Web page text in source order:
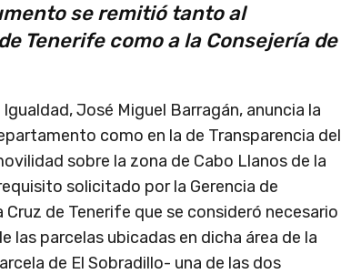
se remitió tanto al
Tenerife como a la Consejería de
José Miguel Barragán, anuncia la
como en la de Transparencia del
sobre la zona de Cabo Llanos de la
solicitado por la Gerencia de
de Tenerife que se consideró necesario
las parcelas ubicadas en dicha área de la
de El Sobradillo- una de las dos